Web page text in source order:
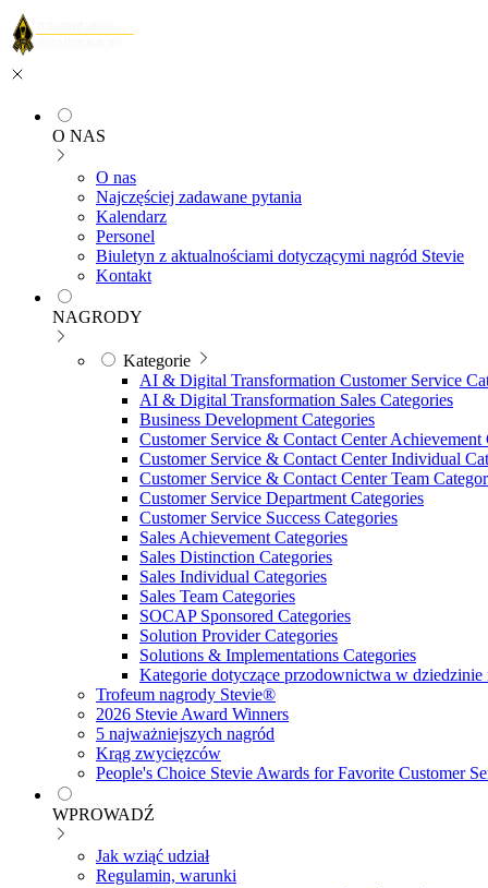
O NAS
O nas
Najczęściej zadawane pytania
Kalendarz
Personel
Biuletyn z aktualnościami dotyczącymi nagród Stevie
Kontakt
NAGRODY
Kategorie
AI & Digital Transformation Customer Service
AI & Digital Transformation Sales Categories
Business Development Categories
Customer Service & Contact Center Achievement
Customer Service & Contact Center Individual
Customer Service & Contact Center Team
Customer Service Department Categories
Customer Service Success Categories
Sales Achievement Categories
Sales Distinction Categories
Sales Individual Categories
Sales Team Categories
SOCAP Sponsored Categories
Solution Provider Categories
Solutions & Implementations Categories
Kategorie dotyczące przodownictwa w dziedzinie
Trofeum nagrody Stevie®
2026 Stevie Award Winners
5 najważniejszych nagród
Krąg zwycięzców
People's Choice Stevie Awards for Favorite Customer
WPROWADŹ
Jak wziąć udział
Regulamin, warunki